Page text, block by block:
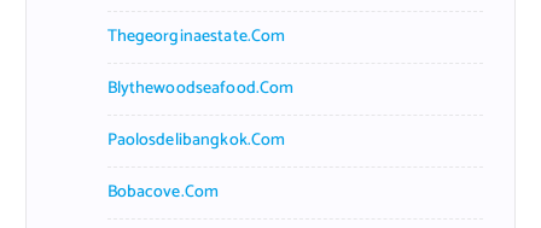
Thegeorginaestate.com
Blythewoodseafood.com
Paolosdelibangkok.com
Bobacove.com